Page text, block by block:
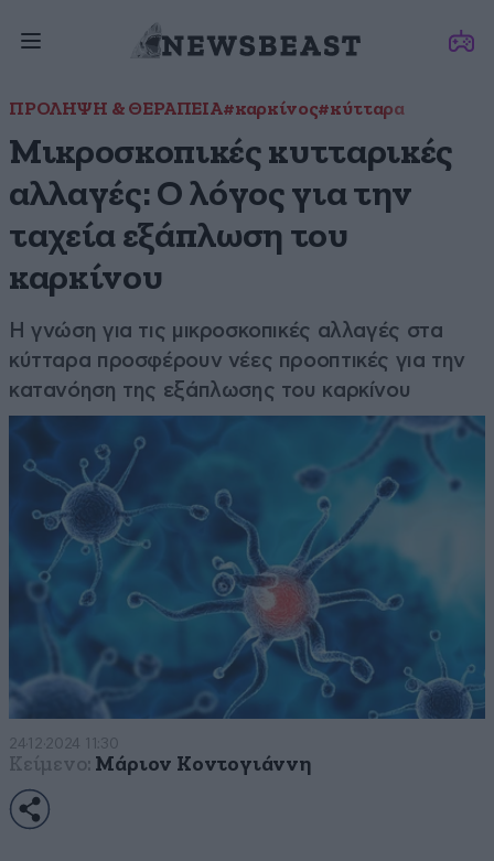
ΠΡΟΛΗΨΗ & ΘΕΡΑΠΕΙΑ#καρκίνος#κύτταρα
Μικροσκοπικές κυτταρικές
αλλαγές: Ο λόγος για την
ταχεία εξάπλωση του
καρκίνου
Η γνώση για τις μικροσκοπικές αλλαγές στα
κύτταρα προσφέρουν νέες προοπτικές για την
κατανόηση της εξάπλωσης του καρκίνου
24·12·2024 11:30
Κείμενο: Μάριον Κοντογιάννη